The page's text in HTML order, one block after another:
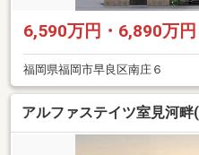
6,590万円・6,890万円
福岡県福岡市早良区南庄６
アルファステイツ室見河